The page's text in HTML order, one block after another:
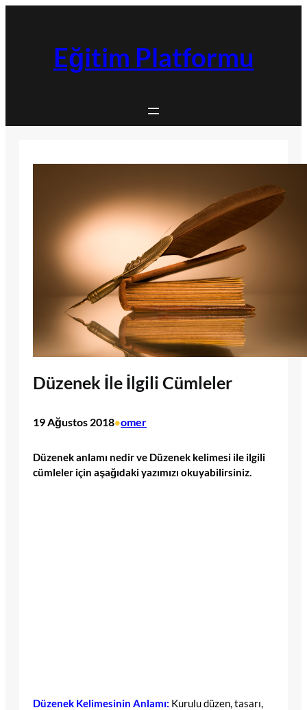
Eğitim Platformu
Düzenek İle İlgili Cümleler
19 Ağustos 2018•omer
Düzenek anlamı nedir ve Düzenek kelimesi ile ilgili
cümleler için aşağıdaki yazımızı okuyabilirsiniz.
Düzenek Kelimesinin Anlamı: Kurulu düzen, tasarı,